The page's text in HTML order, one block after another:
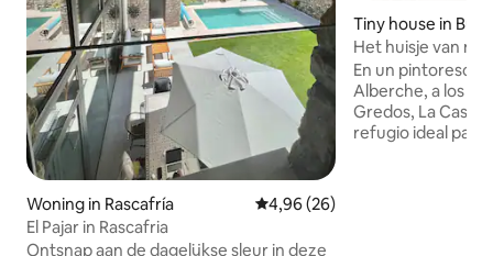
Woning in Rascafría Gemiddelde beoordeling van
4,96 (26)
El Pajar in Rascafria
Ontsnap aan de dagelijkse sleur in deze
Tiny house in
Het huisje van
En un pintoresco
Alberche, a los
Gredos, La Casita
refugio ideal para parejas.